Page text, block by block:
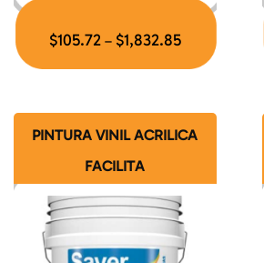
$105.72– $1,832.85
PINTURA VINIL ACRILICA
FACILITA